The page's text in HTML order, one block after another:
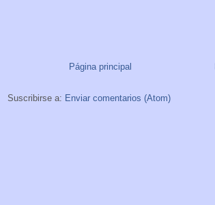
Página principal
Suscribirse a: Enviar comentarios (Atom)